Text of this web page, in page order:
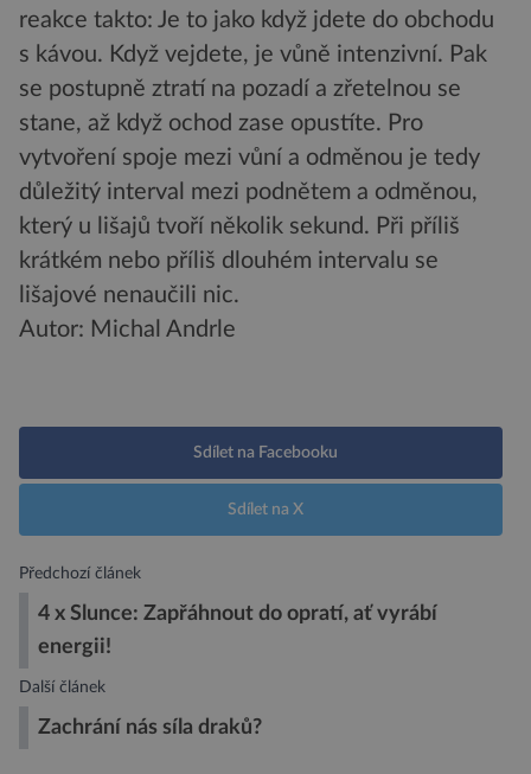
reakce takto: Je to jako když jdete do obchodu
s kávou. Když vejdete, je vůně intenzivní. Pak
se postupně ztratí na pozadí a zřetelnou se
stane, až když ochod zase opustíte. Pro
vytvoření spoje mezi vůní a odměnou je tedy
důležitý interval mezi podnětem a odměnou,
který u lišajů tvoří několik sekund. Při příliš
krátkém nebo příliš dlouhém intervalu se
lišajové nenaučili nic.
Autor: Michal Andrle
Sdílet na Facebooku
Sdílet na X
Předchozí článek
4 x Slunce: Zapřáhnout do opratí, ať vyrábí
energii!
Další článek
Zachrání nás síla draků?